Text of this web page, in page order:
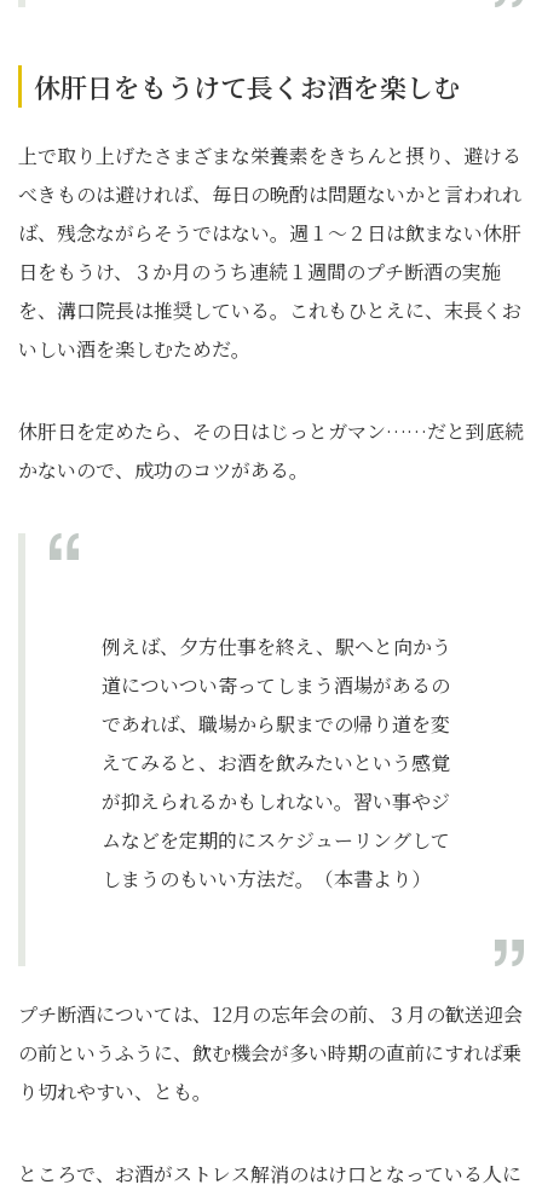
休肝日をもうけて長くお酒を楽しむ
上で取り上げたさまざまな栄養素をきちんと摂り、避ける
べきものは避ければ、毎日の晩酌は問題ないかと言われれ
ば、残念ながらそうではない。週１～２日は飲まない休肝
日をもうけ、３か月のうち連続１週間のプチ断酒の実施
を、溝口院長は推奨している。これもひとえに、末長くお
いしい酒を楽しむためだ。
休肝日を定めたら、その日はじっとガマン……だと到底続
かないので、成功のコツがある。
例えば、夕方仕事を終え、駅へと向かう
道についつい寄ってしまう酒場があるの
であれば、職場から駅までの帰り道を変
えてみると、お酒を飲みたいという感覚
が抑えられるかもしれない。習い事やジ
ムなどを定期的にスケジューリングして
しまうのもいい方法だ。（本書より）
プチ断酒については、12月の忘年会の前、３月の歓送迎会
の前というふうに、飲む機会が多い時期の直前にすれば乗
り切れやすい、とも。
ところで、お酒がストレス解消のはけ口となっている人に